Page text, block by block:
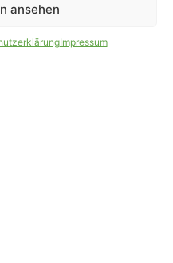
ansehen
Impressum